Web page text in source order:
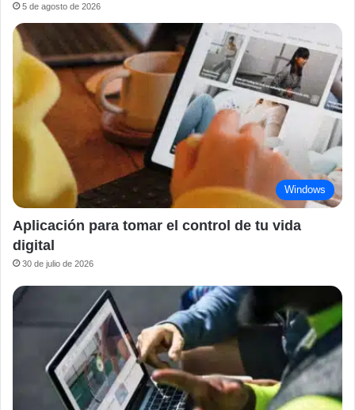
5 de agosto de 2026
Windows
Aplicación para tomar el control de tu vida
digital
30 de julio de 2026